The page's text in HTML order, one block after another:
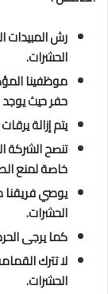
رش المبيدات
الحشرات.
موظفينا
حفر حيث
يتم إزالة
تنصح الشركة
خاصة لمنع
يوصي فريقنا
الحشرات.
كما يرجى
لا تترك
الحشرات.